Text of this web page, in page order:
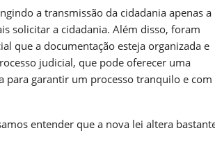
a transmissão da cidadania apenas a
solicitar a cidadania. Além disso, foram
que a documentação esteja organizada e
judicial, que pode oferecer uma
para garantir um processo tranquilo e com
entender que a nova lei altera